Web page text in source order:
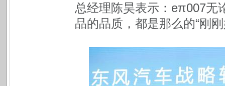
总经理陈昊表示：eπ007无
品的品质，都是那么的“刚刚